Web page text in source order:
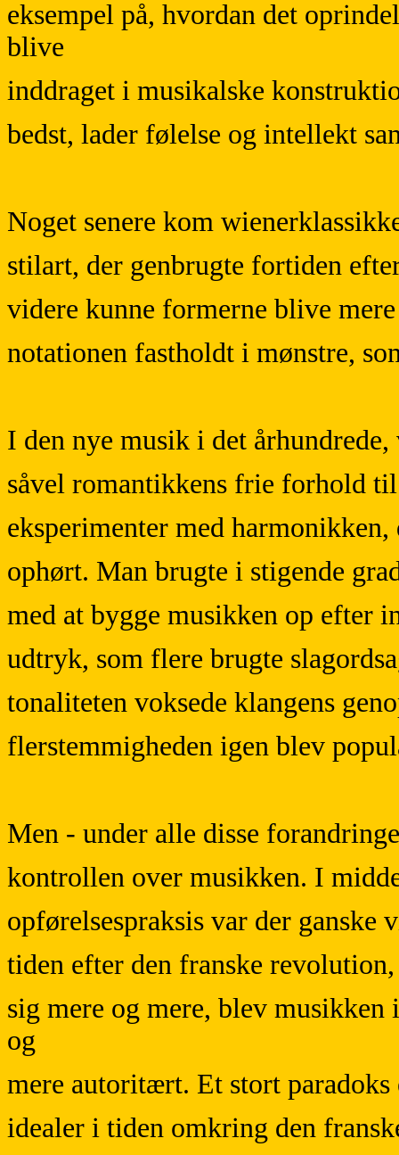
eksempel på, hvordan det
blive
inddraget i musikalske
bedst, lader følelse og intellekt
Noget senere kom
stilart, der genbrugte fortiden
videre kunne formerne blive
notationen fastholdt i mønstre,
I den nye musik i det
såvel romantikkens frie forhold
eksperimenter med
ophørt. Man brugte i stigende
med at bygge musikken op efter
udtryk, som flere brugte
tonaliteten voksede klangens
flerstemmigheden igen blev
Men - under alle disse
kontrollen over musikken. I
opførelsespraksis var der
tiden efter den franske
sig mere og mere, blev
og
mere autoritært. Et stort
idealer i tiden omkring den